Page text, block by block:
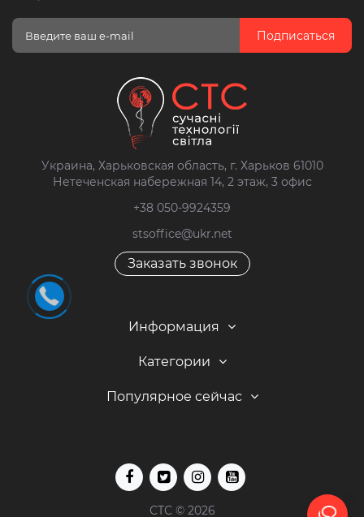
Подписаться
Украина, Харьковская область, г. Харьков 61010
Нетеченская набережная 14, 2 этаж, 3 офис
+38 050-9924359
stsoffice@ukr.net
Заказать звонок
Информация
Категории
Популярное сейчас
СТС © 2026